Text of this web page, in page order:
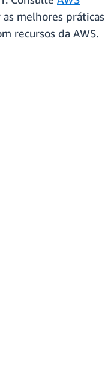
as melhores práticas
recursos da AWS.